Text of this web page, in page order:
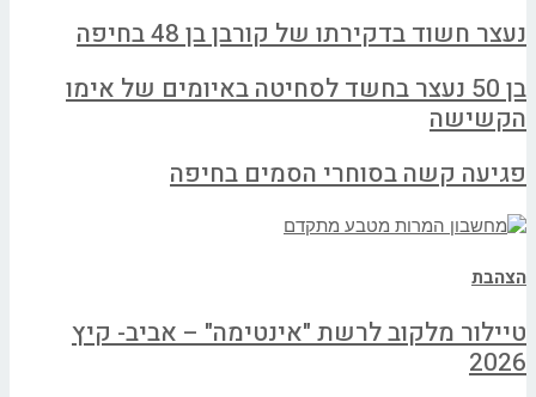
נעצר חשוד בדקירתו של קורבן בן 48 בחיפה
בן 50 נעצר בחשד לסחיטה באיומים של אימו
הקשישה
פגיעה קשה בסוחרי הסמים בחיפה
הצהבת
טיילור מלקוב לרשת "אינטימה" – אביב- קיץ
2026